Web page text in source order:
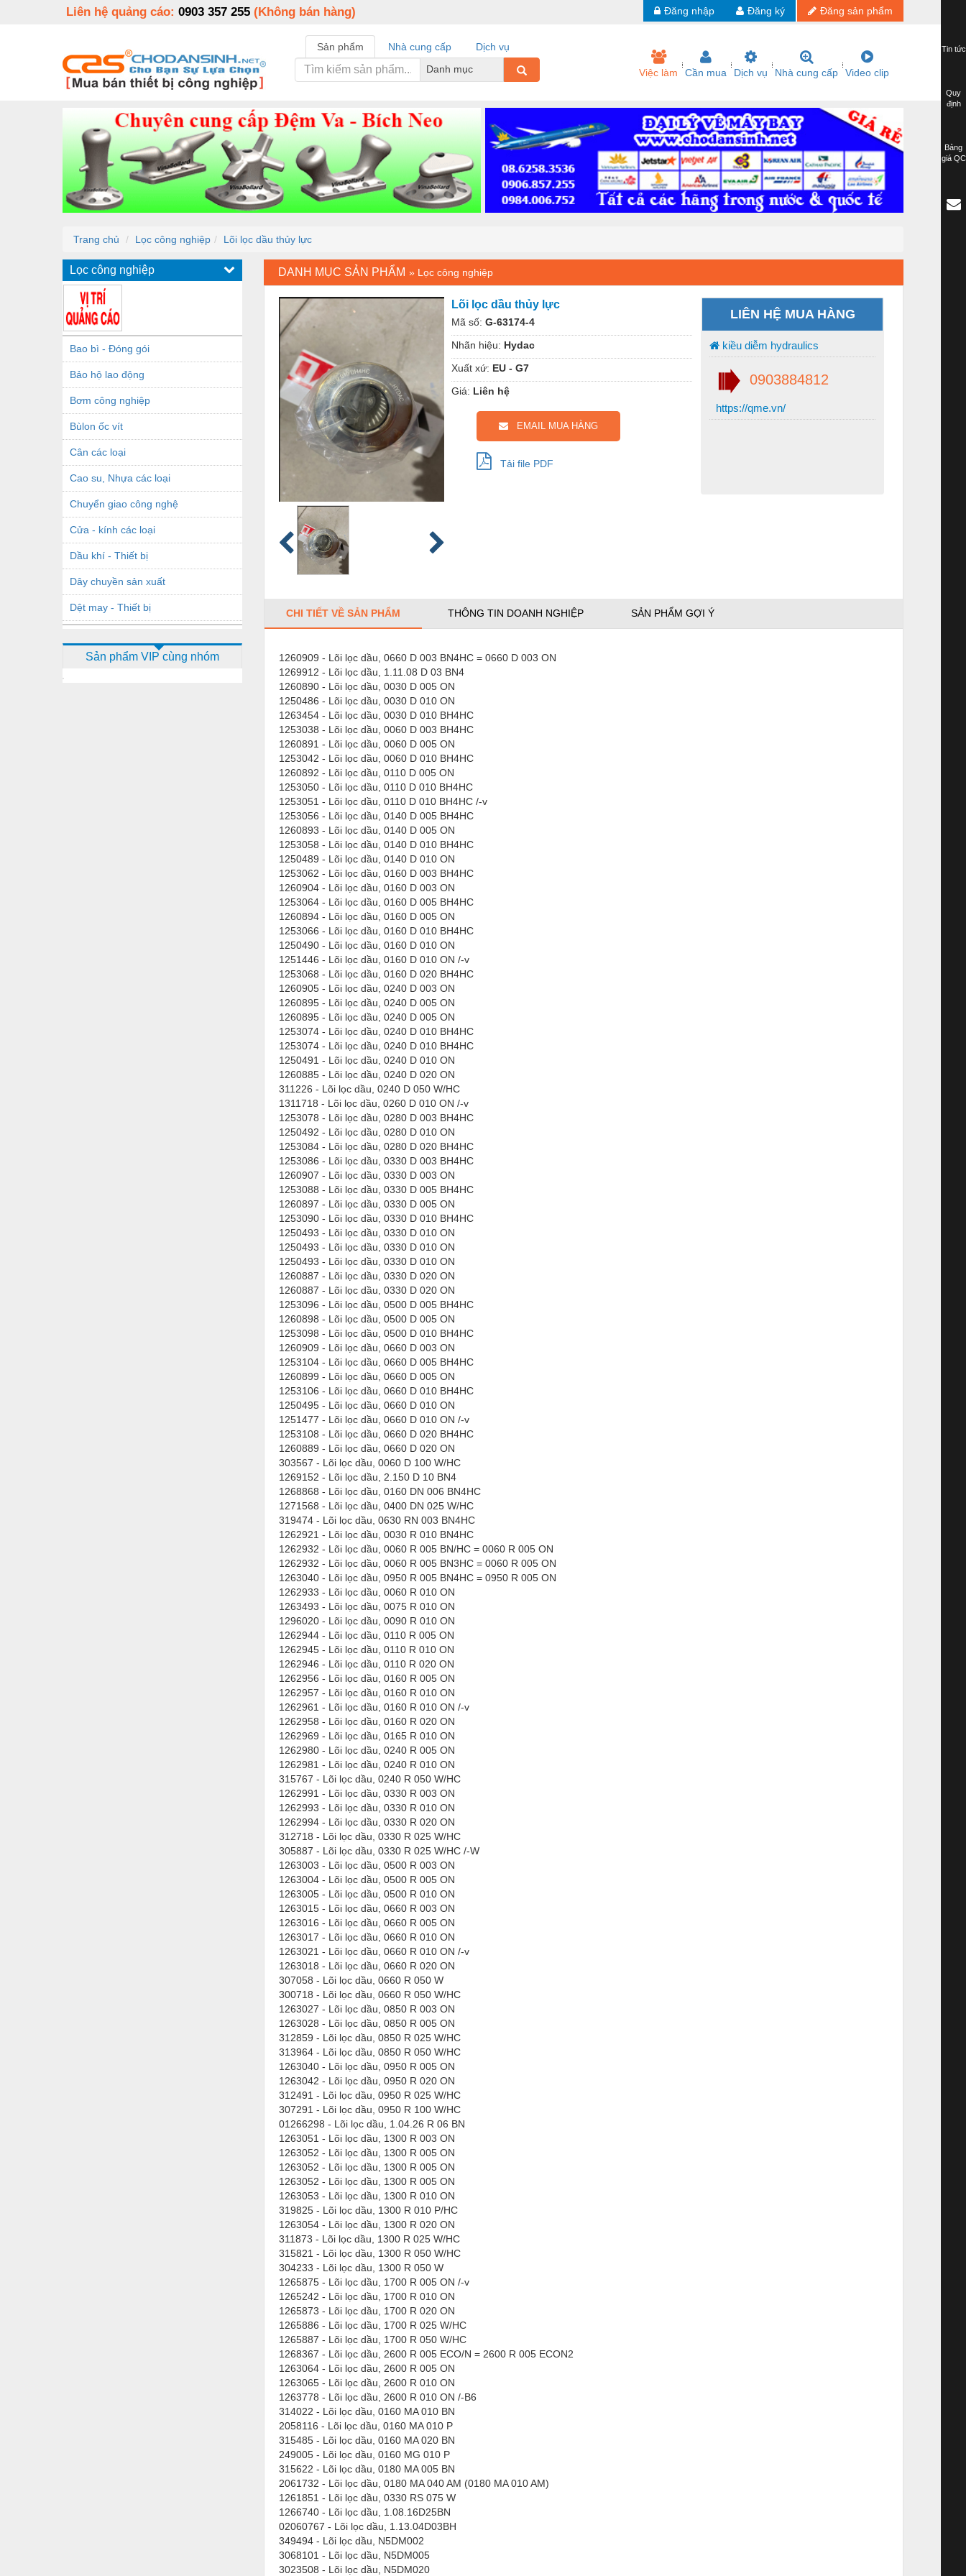
Liên hệ quảng cáo: 0903 357 255 (Không bán hàng) Đăng sản phẩm
Đăng ký
Đăng nhập
Sản phẩm Nhà cung cấp
Dịch vụ
Danh mục
Việc làm Cần mua Dịch vụ Nhà cung cấp Video clip
Trang chủ Lọc công nghiệp Lõi lọc dầu thủy lực
Lọc công nghiệp
Bao bì - Đóng gói
Bảo hộ lao động
Bơm công nghiệp
Bùlon ốc vít
Cân các loại
Cao su, Nhựa các loại
Chuyển giao công nghệ
Cửa - kính các loại
Dầu khí - Thiết bị
Dây chuyền sản xuất
Dệt may - Thiết bị
Dịch vụ - Thi công
Sản phẩm VIP cùng nhóm
DANH MỤC SẢN PHẨM » Lọc công nghiệp
Lõi lọc dầu thủy lực
Mã số: G-63174-4
Nhãn hiệu: Hydac
Xuất xứ: EU - G7
Giá: Liên hệ
EMAIL MUA HÀNG
Tải file PDF
LIÊN HỆ MUA HÀNG
kiều diễm hydraulics
0903884812
https://qme.vn/
CHI TIẾT VỀ SẢN PHẨM THÔNG TIN DOANH NGHIỆP SẢN PHẨM GỢI Ý
1260909 - Lõi lọc dầu, 0660 D 003 BN4HC = 0660 D 003 ON
1269912 - Lõi lọc dầu, 1.11.08 D 03 BN4
1260890 - Lõi lọc dầu, 0030 D 005 ON
1250486 - Lõi lọc dầu, 0030 D 010 ON
1263454 - Lõi lọc dầu, 0030 D 010 BH4HC
1253038 - Lõi lọc dầu, 0060 D 003 BH4HC
1260891 - Lõi lọc dầu, 0060 D 005 ON
1253042 - Lõi lọc dầu, 0060 D 010 BH4HC
1260892 - Lõi lọc dầu, 0110 D 005 ON
1253050 - Lõi lọc dầu, 0110 D 010 BH4HC
1253051 - Lõi lọc dầu, 0110 D 010 BH4HC /-v
1253056 - Lõi lọc dầu, 0140 D 005 BH4HC
1260893 - Lõi lọc dầu, 0140 D 005 ON
1253058 - Lõi lọc dầu, 0140 D 010 BH4HC
1250489 - Lõi lọc dầu, 0140 D 010 ON
1253062 - Lõi lọc dầu, 0160 D 003 BH4HC
1260904 - Lõi lọc dầu, 0160 D 003 ON
1253064 - Lõi lọc dầu, 0160 D 005 BH4HC
1260894 - Lõi lọc dầu, 0160 D 005 ON
1253066 - Lõi lọc dầu, 0160 D 010 BH4HC
1250490 - Lõi lọc dầu, 0160 D 010 ON
1251446 - Lõi lọc dầu, 0160 D 010 ON /-v
1253068 - Lõi lọc dầu, 0160 D 020 BH4HC
1260905 - Lõi lọc dầu, 0240 D 003 ON
1260895 - Lõi lọc dầu, 0240 D 005 ON
1260895 - Lõi lọc dầu, 0240 D 005 ON
1253074 - Lõi lọc dầu, 0240 D 010 BH4HC
1253074 - Lõi lọc dầu, 0240 D 010 BH4HC
1250491 - Lõi lọc dầu, 0240 D 010 ON
1260885 - Lõi lọc dầu, 0240 D 020 ON
311226 - Lõi lọc dầu, 0240 D 050 W/HC
1311718 - Lõi lọc dầu, 0260 D 010 ON /-v
1253078 - Lõi lọc dầu, 0280 D 003 BH4HC
1250492 - Lõi lọc dầu, 0280 D 010 ON
1253084 - Lõi lọc dầu, 0280 D 020 BH4HC
1253086 - Lõi lọc dầu, 0330 D 003 BH4HC
1260907 - Lõi lọc dầu, 0330 D 003 ON
1253088 - Lõi lọc dầu, 0330 D 005 BH4HC
1260897 - Lõi lọc dầu, 0330 D 005 ON
1253090 - Lõi lọc dầu, 0330 D 010 BH4HC
1250493 - Lõi lọc dầu, 0330 D 010 ON
1250493 - Lõi lọc dầu, 0330 D 010 ON
1250493 - Lõi lọc dầu, 0330 D 010 ON
1260887 - Lõi lọc dầu, 0330 D 020 ON
1260887 - Lõi lọc dầu, 0330 D 020 ON
1253096 - Lõi lọc dầu, 0500 D 005 BH4HC
1260898 - Lõi lọc dầu, 0500 D 005 ON
1253098 - Lõi lọc dầu, 0500 D 010 BH4HC
1260909 - Lõi lọc dầu, 0660 D 003 ON
1253104 - Lõi lọc dầu, 0660 D 005 BH4HC
1260899 - Lõi lọc dầu, 0660 D 005 ON
1253106 - Lõi lọc dầu, 0660 D 010 BH4HC
1250495 - Lõi lọc dầu, 0660 D 010 ON
1251477 - Lõi lọc dầu, 0660 D 010 ON /-v
1253108 - Lõi lọc dầu, 0660 D 020 BH4HC
1260889 - Lõi lọc dầu, 0660 D 020 ON
303567 - Lõi lọc dầu, 0060 D 100 W/HC
1269152 - Lõi lọc dầu, 2.150 D 10 BN4
1268868 - Lõi lọc dầu, 0160 DN 006 BN4HC
1271568 - Lõi lọc dầu, 0400 DN 025 W/HC
319474 - Lõi lọc dầu, 0630 RN 003 BN4HC
1262921 - Lõi lọc dầu, 0030 R 010 BN4HC
1262932 - Lõi lọc dầu, 0060 R 005 BN/HC = 0060 R 005 ON
1262932 - Lõi lọc dầu, 0060 R 005 BN3HC = 0060 R 005 ON
1263040 - Lõi lọc dầu, 0950 R 005 BN4HC = 0950 R 005 ON
1262933 - Lõi lọc dầu, 0060 R 010 ON
1263493 - Lõi lọc dầu, 0075 R 010 ON
1296020 - Lõi lọc dầu, 0090 R 010 ON
1262944 - Lõi lọc dầu, 0110 R 005 ON
1262945 - Lõi lọc dầu, 0110 R 010 ON
1262946 - Lõi lọc dầu, 0110 R 020 ON
1262956 - Lõi lọc dầu, 0160 R 005 ON
1262957 - Lõi lọc dầu, 0160 R 010 ON
1262961 - Lõi lọc dầu, 0160 R 010 ON /-v
1262958 - Lõi lọc dầu, 0160 R 020 ON
1262969 - Lõi lọc dầu, 0165 R 010 ON
1262980 - Lõi lọc dầu, 0240 R 005 ON
1262981 - Lõi lọc dầu, 0240 R 010 ON
315767 - Lõi lọc dầu, 0240 R 050 W/HC
1262991 - Lõi lọc dầu, 0330 R 003 ON
1262993 - Lõi lọc dầu, 0330 R 010 ON
1262994 - Lõi lọc dầu, 0330 R 020 ON
312718 - Lõi lọc dầu, 0330 R 025 W/HC
305887 - Lõi lọc dầu, 0330 R 025 W/HC /-W
1263003 - Lõi lọc dầu, 0500 R 003 ON
1263004 - Lõi lọc dầu, 0500 R 005 ON
1263005 - Lõi lọc dầu, 0500 R 010 ON
1263015 - Lõi lọc dầu, 0660 R 003 ON
1263016 - Lõi lọc dầu, 0660 R 005 ON
1263017 - Lõi lọc dầu, 0660 R 010 ON
1263021 - Lõi lọc dầu, 0660 R 010 ON /-v
1263018 - Lõi lọc dầu, 0660 R 020 ON
307058 - Lõi lọc dầu, 0660 R 050 W
300718 - Lõi lọc dầu, 0660 R 050 W/HC
1263027 - Lõi lọc dầu, 0850 R 003 ON
1263028 - Lõi lọc dầu, 0850 R 005 ON
312859 - Lõi lọc dầu, 0850 R 025 W/HC
313964 - Lõi lọc dầu, 0850 R 050 W/HC
1263040 - Lõi lọc dầu, 0950 R 005 ON
1263042 - Lõi lọc dầu, 0950 R 020 ON
312491 - Lõi lọc dầu, 0950 R 025 W/HC
307291 - Lõi lọc dầu, 0950 R 100 W/HC
01266298 - Lõi lọc dầu, 1.04.26 R 06 BN
1263051 - Lõi lọc dầu, 1300 R 003 ON
1263052 - Lõi lọc dầu, 1300 R 005 ON
1263052 - Lõi lọc dầu, 1300 R 005 ON
1263052 - Lõi lọc dầu, 1300 R 005 ON
1263053 - Lõi lọc dầu, 1300 R 010 ON
319825 - Lõi lọc dầu, 1300 R 010 P/HC
1263054 - Lõi lọc dầu, 1300 R 020 ON
311873 - Lõi lọc dầu, 1300 R 025 W/HC
315821 - Lõi lọc dầu, 1300 R 050 W/HC
304233 - Lõi lọc dầu, 1300 R 050 W
1265875 - Lõi lọc dầu, 1700 R 005 ON /-v
1265242 - Lõi lọc dầu, 1700 R 010 ON
1265873 - Lõi lọc dầu, 1700 R 020 ON
1265886 - Lõi lọc dầu, 1700 R 025 W/HC
1265887 - Lõi lọc dầu, 1700 R 050 W/HC
1268367 - Lõi lọc dầu, 2600 R 005 ECO/N = 2600 R 005 ECON2
1263064 - Lõi lọc dầu, 2600 R 005 ON
1263065 - Lõi lọc dầu, 2600 R 010 ON
1263778 - Lõi lọc dầu, 2600 R 010 ON /-B6
314022 - Lõi lọc dầu, 0160 MA 010 BN
2058116 - Lõi lọc dầu, 0160 MA 010 P
315485 - Lõi lọc dầu, 0160 MA 020 BN
249005 - Lõi lọc dầu, 0160 MG 010 P
315622 - Lõi lọc dầu, 0180 MA 005 BN
2061732 - Lõi lọc dầu, 0180 MA 040 AM (0180 MA 010 AM)
1261851 - Lõi lọc dầu, 0330 RS 075 W
1266740 - Lõi lọc dầu, 1.08.16D25BN
02060767 - Lõi lọc dầu, 1.13.04D03BH
349494 - Lõi lọc dầu, N5DM002
3068101 - Lõi lọc dầu, N5DM005
3023508 - Lõi lọc dầu, N5DM020
Tin tức
Quy
định
Bảng
giá QC